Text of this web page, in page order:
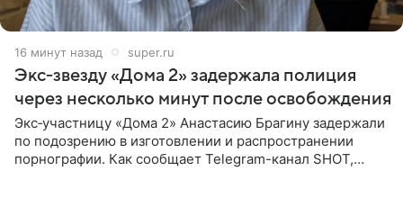
16 минут назад super.ru
Экс‑звезду «Дома 2» задержала полиция
через несколько минут после освобождения
Экс‑участницу «Дома 2» Анастасию Брагину задержали
по подозрению в изготовлении и распространении
порнографии. Как сообщает Telegram-канал SHOT,